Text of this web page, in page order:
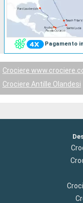
Pagamento
Crociere
Crociere Antille Olandesi